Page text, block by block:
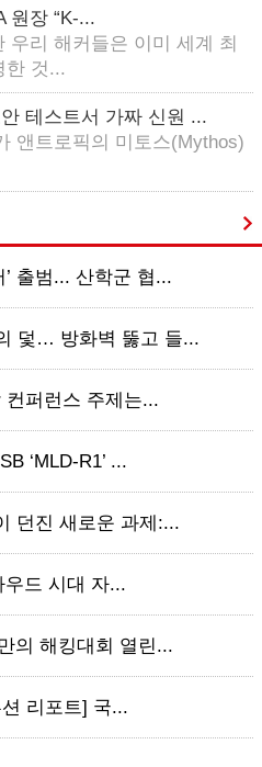
원장 “K-...
우리 해커들은 이미 세계 최
한 것...
테스트서 가짜 신원 ...
앤트로픽의 미토스(Mythos)
’ 출범... 산학군 협...
덫… 방화벽 뚫고 들...
컨퍼런스 주제는...
‘MLD-R1’ ...
던진 새로운 과제:...
우드 시대 자...
의 해킹대회 열린...
션 리포트] 국...